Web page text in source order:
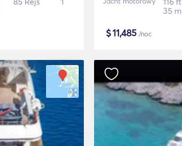
35 m
$11,485 /noc